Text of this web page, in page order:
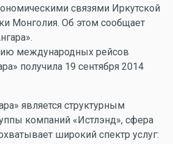
связями Иркутской
Монголия. Об этом сообщает
международных рейсов
получила 19 сентября 2014
является структурным
компаний «Истлэнд», сфера
широкий спектр услуг: